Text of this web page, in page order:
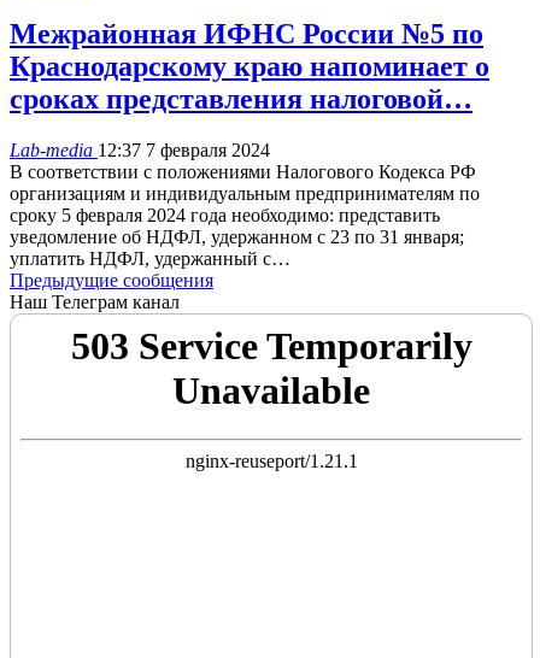
Mежрайонная ИФНС России №5 по
Краснодарскому краю напоминает о
сроках представления налоговой…
Lab-media 12:37 7 февраля 2024
В соответствии с положениями Налогового Кодекса РФ
организациям и индивидуальным предпринимателям по
сроку 5 февраля 2024 года необходимо: представить
уведомление об НДФЛ, удержанном с 23 по 31 января;
уплатить НДФЛ, удержанный с…
Предыдущие сообщения
Наш Телеграм канал